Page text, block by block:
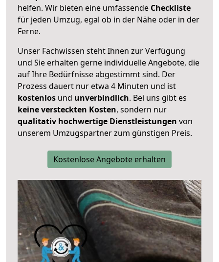
helfen. Wir bieten eine umfassende Checkliste
für jeden Umzug, egal ob in der Nähe oder in der
Ferne.
Unser Fachwissen steht Ihnen zur Verfügung
und Sie erhalten gerne individuelle Angebote, die
auf Ihre Bedürfnisse abgestimmt sind. Der
Prozess dauert nur etwa 4 Minuten und ist
kostenlos und unverbindlich. Bei uns gibt es
keine versteckten Kosten, sondern nur
qualitativ hochwertige Dienstleistungen von
unserem Umzugspartner zum günstigen Preis.
Kostenlose Angebote erhalten